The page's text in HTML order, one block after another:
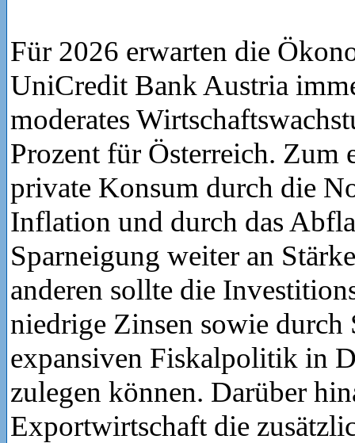
Für 2026 erwarten die
UniCredit Bank Austria
moderates
Prozent für Österreich. Zum
private Konsum durch die
Inflation und durch das
Sparneigung weiter an
anderen sollte die
niedrige Zinsen sowie durch
expansiven Fiskalpolitik in
zulegen können. Darüber
Exportwirtschaft die